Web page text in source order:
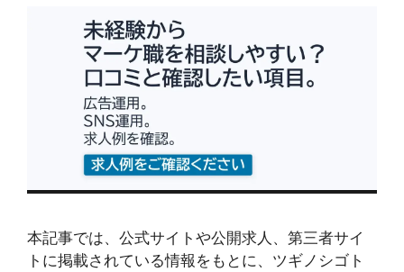
本記事では、公式サイトや公開求人、第三者サイ
トに掲載されている情報をもとに、ツギノシゴト